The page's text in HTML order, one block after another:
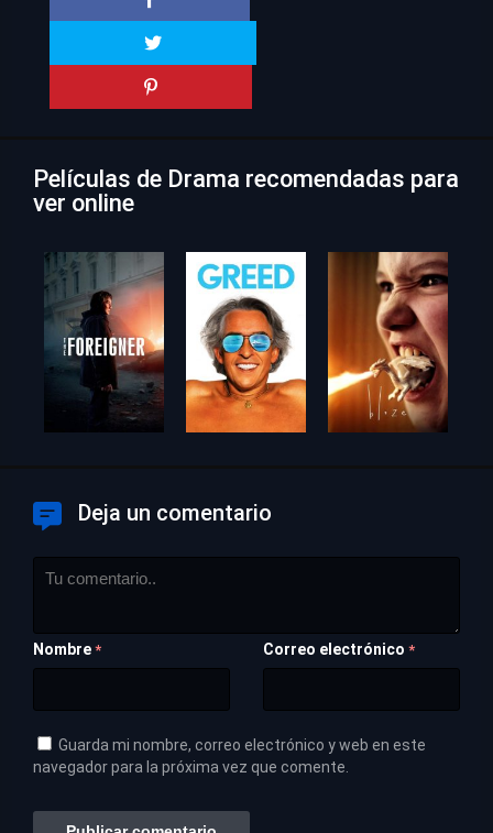
Películas de Drama recomendadas para
ver online
Deja un comentario
Nombre * Correo electrónico *
Guarda mi nombre, correo electrónico y web en este
navegador para la próxima vez que comente.